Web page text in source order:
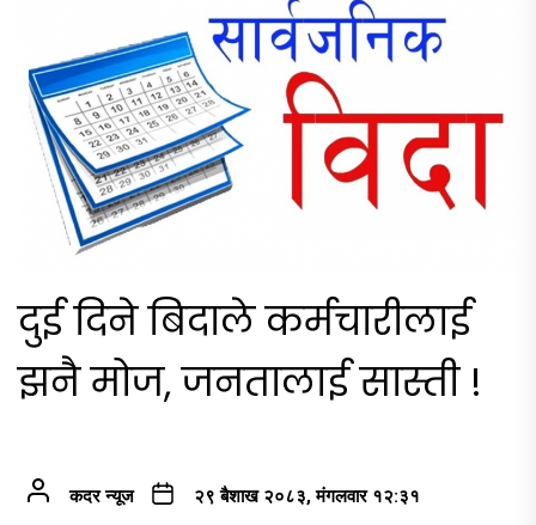
दुई दिने बिदाले कर्मचारीलाई
झनै मोज, जनतालाई सास्ती !
कदर न्यूज २९ बैशाख २०८३, मंगलवार १२:३१